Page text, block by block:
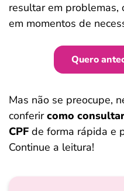
resultar em problemas,
em momentos de
Quero
Mas não se preocupe,
conferircomo
CPF de forma rápida e
Continue a leitura!